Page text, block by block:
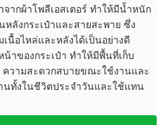
จากผ้าโพลีเอสเตอร์ ทำให้มีน้ำหนัก
ลังกระเป๋าและสายสะพาย ซึ่ง
นื้อไหล่และหลังได้เป็นอย่างดี
าของกระเป๋า ทำให้มีพื้นที่เก็บ
วามสะดวกสบายขณะใช้งานและ
นทั้งในชีวิตประจำวันและใช้แทน